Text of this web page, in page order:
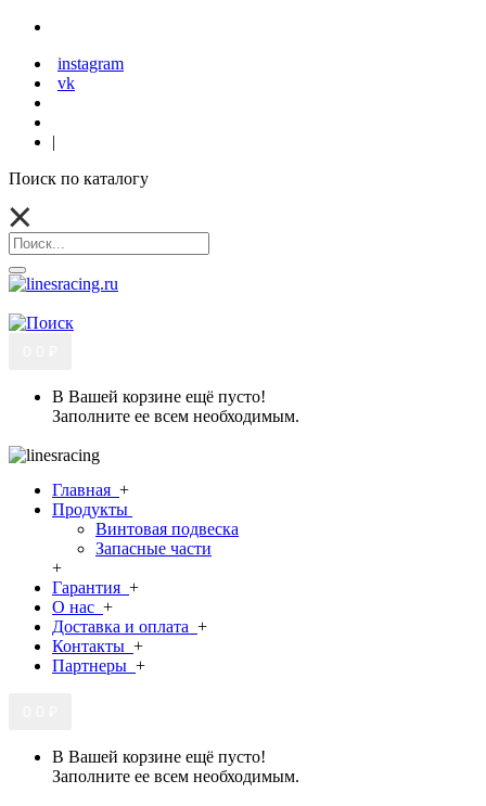
instagram
vk
|
Поиск по каталогу
В Вашей корзине ещё пусто!
Заполните ее всем необходимым.
Главная +
Продукты
Винтовая подвеска
Запасные части
+
Гарантия +
О нас +
Доставка и оплата +
Контакты +
Партнеры +
В Вашей корзине ещё пусто!
Заполните ее всем необходимым.